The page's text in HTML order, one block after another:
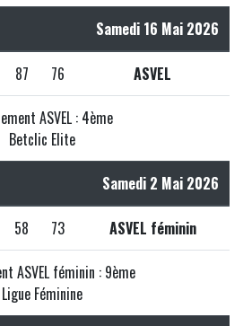
Samedi 16 Mai 2026
87 76 ASVEL
ASVEL : 4ème
Betclic Elite
Samedi 2 Mai 2026
58 73 ASVEL féminin
ASVEL féminin : 9ème
Ligue Féminine